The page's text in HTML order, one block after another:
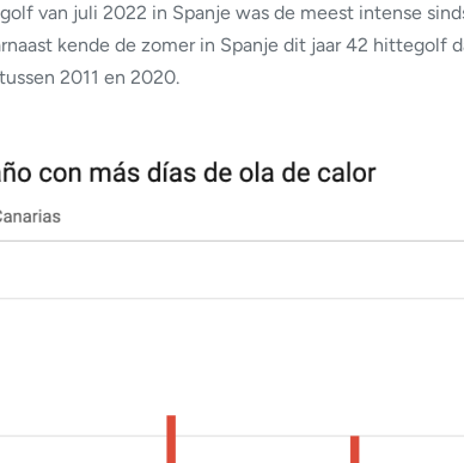
van juli 2022 in Spanje was de meest intense
kende de zomer in Spanje dit jaar 42 hittegolf
2011 en 2020.